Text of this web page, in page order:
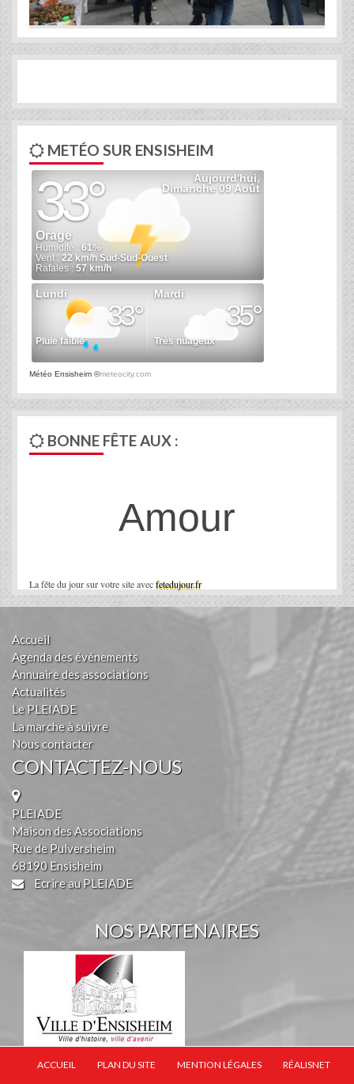
METÉO SUR ENSISHEIM
Météo Ensisheim ©meteocity.com
BONNE FÊTE AUX :
La fête du jour sur votre site avecfetedujour.fr
Amour
Accueil
Agenda des événements
Annuaire des associations
Actualités
Le PLEIADE
La marche à suivre
Nous contacter
CONTACTEZ-NOUS
PLEIADE
Maison des Associations
Rue de Pulversheim
68190 Ensisheim
Ecrire au PLEIADE
NOS PARTENAIRES
ACCUEIL PLAN DU SITE MENTION LÉGALES RÉALISNET